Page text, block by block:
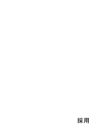
採